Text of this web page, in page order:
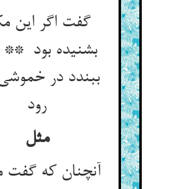
گفت اگر این
بشنیده بود
ببندد در
مثل
آنچنان که گفت